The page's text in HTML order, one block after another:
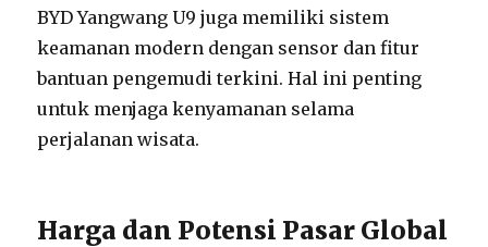
BYD Yangwang U9 juga memiliki sistem
keamanan modern dengan sensor dan fitur
bantuan pengemudi terkini. Hal ini penting
untuk menjaga kenyamanan selama
perjalanan wisata.
Harga dan Potensi Pasar Global